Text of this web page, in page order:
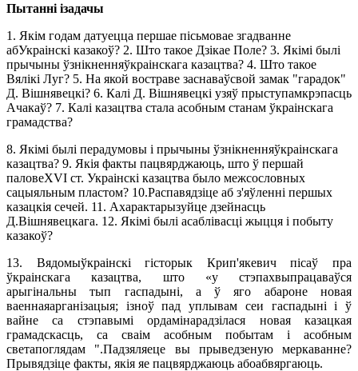
Пытанні ізадачы
1. Якім годам датуецца першае пісьмовае згадванне
абУкраінскі казакоў? 2. Што такое Дзікае Поле? 3. Якімі былі
прычыны ўзнікненняўкраінскага казацтва? 4. Што такое
Вялікі Луг? 5. На якой востраве заснаваўсвой замак "гарадок"
Д. Вішнявецкі? 6. Калі Д. Вішнявецкі узяў прыступамкрэпасць
Ачакаў? 7. Калі казацтва стала асобным станам ўкраінскага
грамадства?
8. Якімі былі перадумовы і прычыны ўзнікненняўкраінскага
казацтва? 9. Якія факты пацвярджаюць, што ў першай
паловеXVI ст. Украінскі казацтва было межсословных
сацыяльным пластом? 10.Распавядзіце аб з'яўленні першых
казацкія сечей. 11. Ахарактарызуйце дзейнасць
Д.Вішнявецкага. 12. Якімі былі асаблівасці жыцця і побыту
казакоў?
13. Вядомыўкраінскі гісторык Крип'якевич пісаў пра
ўкраінскага казацтва, што «у стэпахвыпрацаваўся
арыгінальны тып гаспадыні, а ў яго абароне новая
ваеннаяарганiзацыя; ізноў пад уплывам сеи гаспадыні і ў
вайне са стэпавымі ордамінарадзілася новая казацкая
грамадскасць, са сваім асобным побытам і асобным
светапоглядам ".Падзяляеце вы прыведзеную меркаванне?
Прывядзіце факты, якія яе пацвярджаюць абоабвяргаюць.